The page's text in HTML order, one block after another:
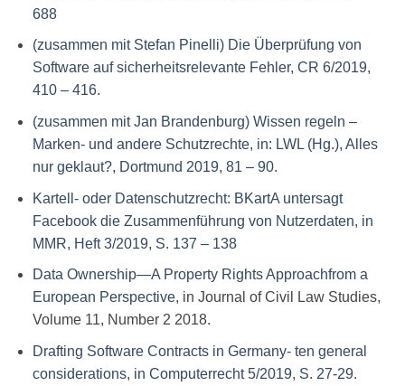
688
(zusammen mit Stefan Pinelli) Die Überprüfung von
Software auf sicherheitsrelevante Fehler, CR 6/2019,
410 – 416.
(zusammen mit Jan Brandenburg) Wissen regeln –
Marken- und andere Schutzrechte, in: LWL (Hg.), Alles
nur geklaut?, Dortmund 2019, 81 – 90.
Kartell- oder Datenschutzrecht: BKartA untersagt
Facebook die Zusammenführung von Nutzerdaten, in
MMR, Heft 3/2019, S. 137 – 138
Data Ownership—A Property Rights Approachfrom a
European Perspective, in Journal of Civil Law Studies,
Volume 11, Number 2 2018.
Drafting Software Contracts in Germany- ten general
considerations, in Computerrecht 5/2019, S. 27-29.